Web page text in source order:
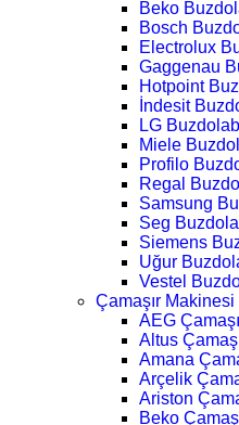
Beko
Bosch
Electrolux
Gaggenau
Hotpoint
İndesit
LG
Miele
Profilo
Regal
Samsung
Seg
Siemens
Uğur
Vestel
Çamaşır Makinesi
AEG
Altus
Amana
Arçelik
Ariston
Beko